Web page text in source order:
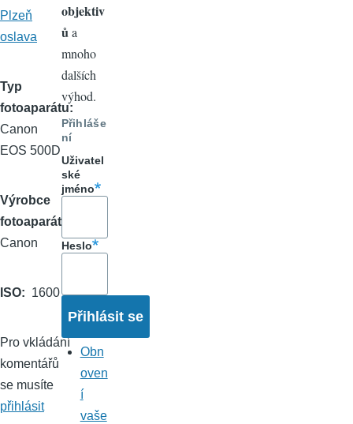
Plzeň
oslava
Typ
fotoaparátu
Canon
EOS 500D
Výrobce
fotoaparátu
Canon
ISO 1600
Pro vkládání
komentářů
se musíte
přihlásit
objektiv
ůa
mnoho
dalších
výhod.
Přihláše
ní
Uživatel
ské
jméno
Heslo
Obn
oven
í
vaše